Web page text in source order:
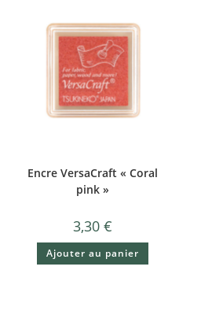
Encre VersaCraft « Coral
pink »
3,30€
Ajouter au panier